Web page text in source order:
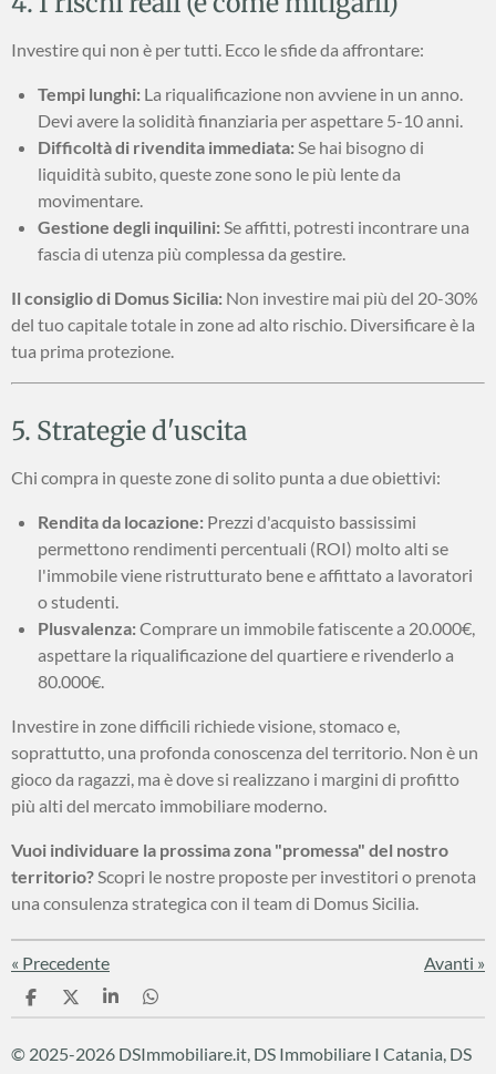
Investire qui non è per tutti. Ecco le sfide da affrontare:
Tempi lunghi: La riqualificazione non avviene in un anno.
Devi avere la solidità finanziaria per aspettare 5-10 anni.
Difficoltà di rivendita immediata:Se hai bisogno di
liquidità subito, queste zone sono le più lente da
movimentare.
Gestione degli inquilini:Se affitti, potresti incontrare una
fascia di utenza più complessa da gestire.
Il consiglio di Domus Sicilia: Non investire mai più del 20-30%
del tuo capitale totale in zone ad alto rischio. Diversificare è la
tua prima protezione.
5. Strategie d'uscita
Chi compra in queste zone di solito punta a due obiettivi:
Rendita da locazione: Prezzi d'acquisto bassissimi
permettono rendimenti percentuali (ROI) molto alti se
l'immobile viene ristrutturato bene e affittato a lavoratori
o studenti.
Plusvalenza:Comprare un immobile fatiscente a 20.000€,
aspettare la riqualificazione del quartiere e rivenderlo a
80.000€.
Investire in zone difficili richiede visione, stomaco e,
soprattutto, una profonda conoscenza del territorio. Non è un
gioco da ragazzi, ma è dove si realizzano i margini di profitto
più alti del mercato immobiliare moderno.
Vuoi individuare la prossima zona "promessa" del nostro
territorio?Scopri le nostre proposte per investitori o prenota
una consulenza strategica con il team di Domus Sicilia.
« Precedente Avanti »
C
o
d
C
o
d
C
o
d
C
o
d
© 2025-2026 DSImmobiliare.it, DS Immobiliare I Catania, DS